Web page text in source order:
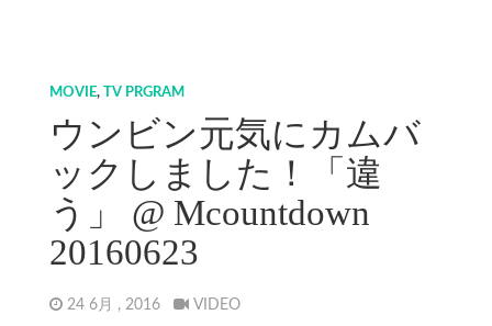
MOVIE, TV PRGRAM
ウンビン元気にカムバ
ックしました！「違
う」 @ Mcountdown
20160623
24 6月 , 2016 VIDEO